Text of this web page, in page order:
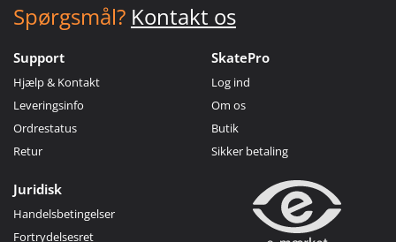
Spørgsmål? Kontakt os
Support
Hjælp & Kontakt
Leveringsinfo
Ordrestatus
Retur
SkatePro
Log ind
Om os
Butik
Sikker betaling
Juridisk
Handelsbetingelser
Fortrydelsesret